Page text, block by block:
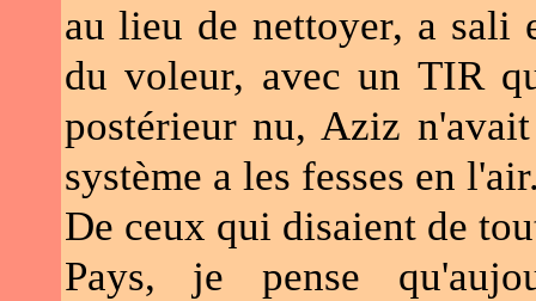
au lieu de nettoyer, a sali
du voleur, avec un TIR
postérieur nu, Aziz
système a les fesses en
De ceux qui disaient de
Pays, je pense